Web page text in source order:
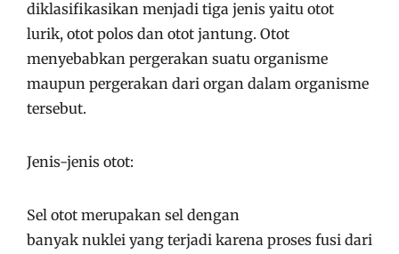
diklasifikasikan menjadi tiga jenis yaitu otot
lurik, otot polos dan otot jantung. Otot
menyebabkan pergerakan suatu organisme
maupun pergerakan dari organ dalam organisme
tersebut.
Jenis-jenis otot:
Sel otot merupakan sel dengan
banyak nuklei yang terjadi karena proses fusi dari